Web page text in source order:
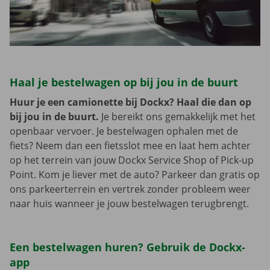
Haal je bestelwagen op bij jou in de buurt
Huur je een camionette bij Dockx? Haal die dan op
bij jou in de buurt. Je bereikt ons gemakkelijk met het
openbaar vervoer. Je bestelwagen ophalen met de
fiets? Neem dan een fietsslot mee en laat hem achter
op het terrein van jouw Dockx Service Shop of Pick-up
Point. Kom je liever met de auto? Parkeer dan gratis op
ons parkeerterrein en vertrek zonder probleem weer
naar huis wanneer je jouw bestelwagen terugbrengt.
Een bestelwagen huren? Gebruik de Dockx-
app